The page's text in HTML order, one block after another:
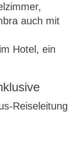
auch mit
Hotel, ein
Reiseleitung